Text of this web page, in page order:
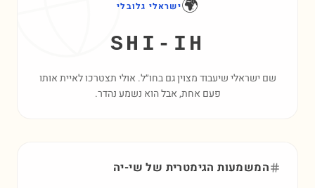
🌍ישראלי גלובלי
SHI-IH
שם ישראלי שיעבוד מצוין גם בחו״ל. אולי תצטרכו לאיית אותו
פעם אחת, אבל הוא נשמע נהדר.
המשמעות הגימטרית של שי-יה